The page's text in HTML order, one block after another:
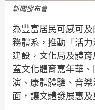
新聞發布會
為豐富居民可感可
務體系，推動「活力
建設，文化局及體
蓋文化體育嘉年華
演、康體體驗、音
面，讓文體發展惠及